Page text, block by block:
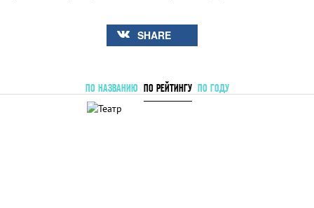
SHARE
ПО НАЗВАНИЮ ПО РЕЙТИНГУ ПО ГОДУ